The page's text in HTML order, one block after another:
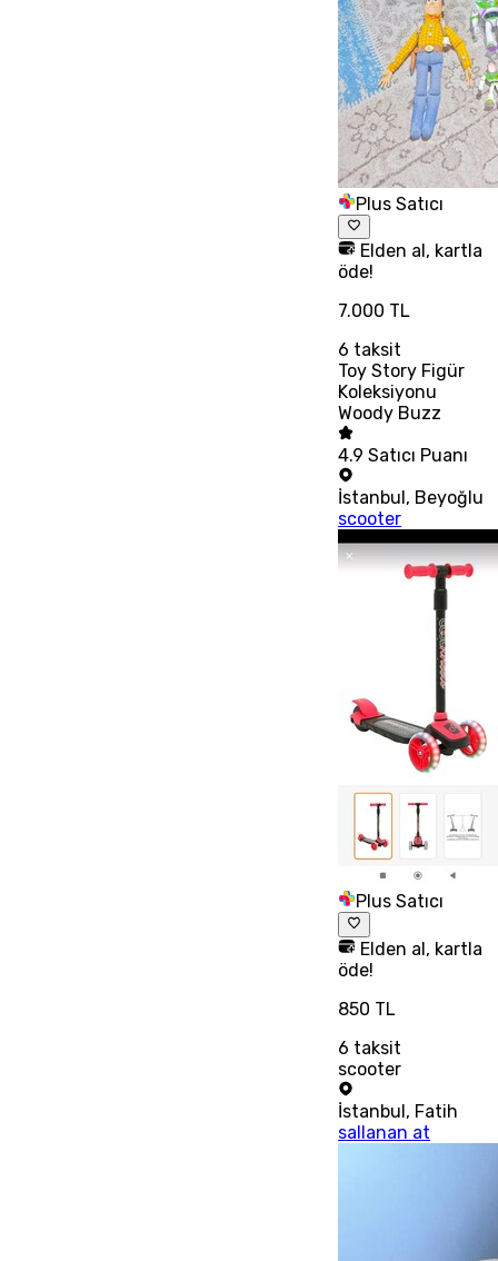
Plus Satıcı
Elden al, kartla
öde!
7.000 TL
6 taksit
Toy Story Figür
Koleksiyonu
Woody Buzz
4.9 Satıcı Puanı
İstanbul , Beyoğlu
scooter
Plus Satıcı
Elden al, kartla
öde!
850 TL
6 taksit
scooter
İstanbul, Fatih
sallanan at